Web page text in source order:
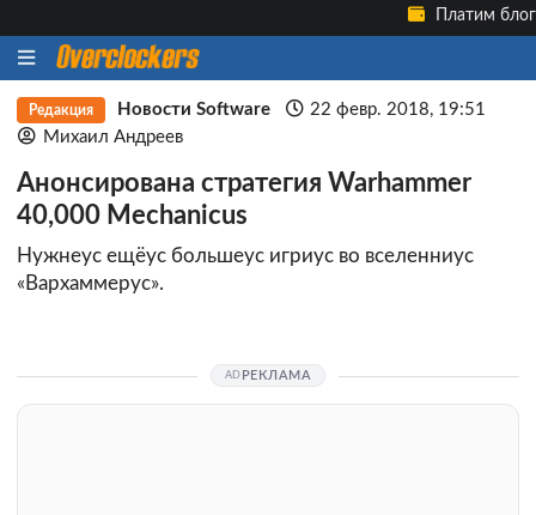
Платим
Редакция Новости Software
22 февр. 2018, 19:51
Михаил Андреев
Анонсирована стратегия Warhammer
40,000 Mechanicus
Нужнеус ещёус большеус игриус во вселенниус
«Вархаммерус».
РЕКЛАМА